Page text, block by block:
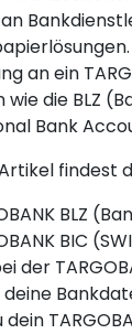
an ein
wie die BLZ
Bank
findest
BLZ
BIC
der
deine
dein